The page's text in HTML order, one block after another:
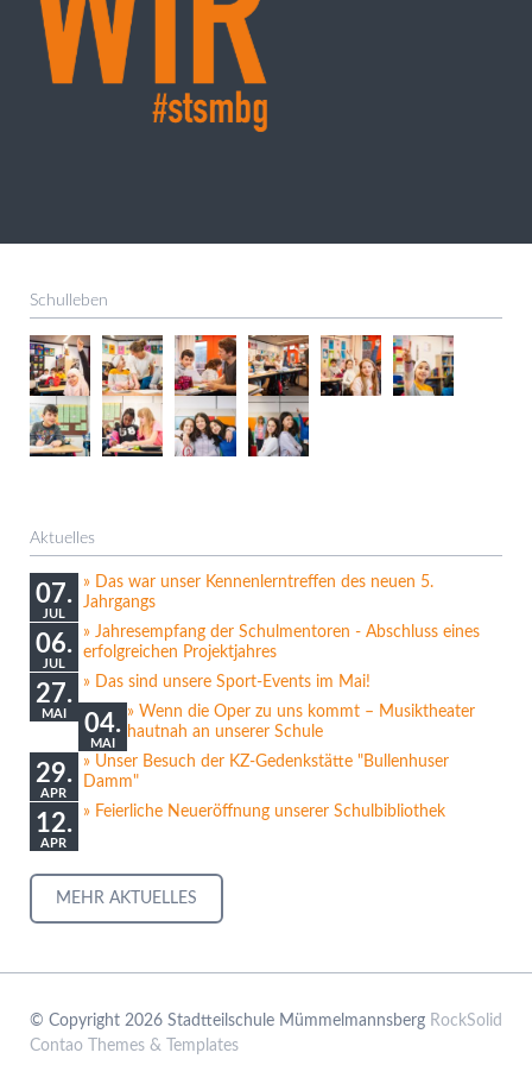
Schulleben
Aktuelles
07.
JUL
Das war unser Kennenlerntreffen des neuen 5.
Jahrgangs
06.
JUL
Jahresempfang der Schulmentoren - Abschluss eines
erfolgreichen Projektjahres
27.
MAI
Das sind unsere Sport-Events im Mai!
04.
MAI
Wenn die Oper zu uns kommt – Musiktheater
hautnah an unserer Schule
29.
APR
Unser Besuch der KZ-Gedenkstätte "Bullenhuser
Damm"
12.
APR
Feierliche Neueröffnung unserer Schulbibliothek
MEHR AKTUELLES
© Copyright 2026 Stadtteilschule Mümmelmannsberg RockSolid
Contao Themes & Templates